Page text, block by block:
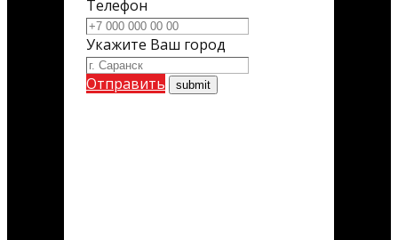
Телефон
Укажите Ваш город
Отправить